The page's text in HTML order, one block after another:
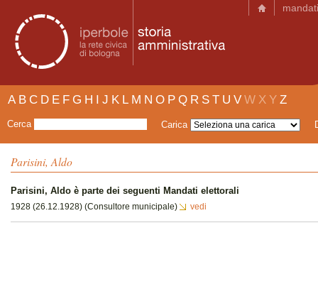
mandati
A B C D E F G H I J K L M N O P Q R S T U V W X Y Z
Cerca Carica
Parisini, Aldo
Parisini, Aldo è parte dei seguenti Mandati elettorali
1928 (26.12.1928) (Consultore municipale) vedi